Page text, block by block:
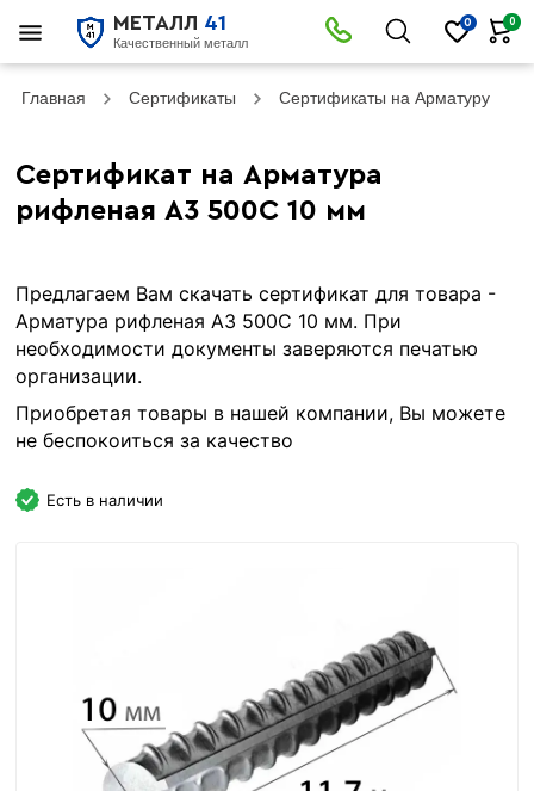
МЕТАЛЛ 41
Качественный металл
0 0
Главная Сертификаты Сертификаты на Арматуру
Сертификат на Арматура
рифленая А3 500С 10 мм
Предлагаем Вам скачать сертификат для товара -
Арматура рифленая А3 500С 10 мм. При
необходимости документы заверяются печатью
организации.
Приобретая товары в нашей компании, Вы можете
не беспокоиться за качество
Есть в наличии